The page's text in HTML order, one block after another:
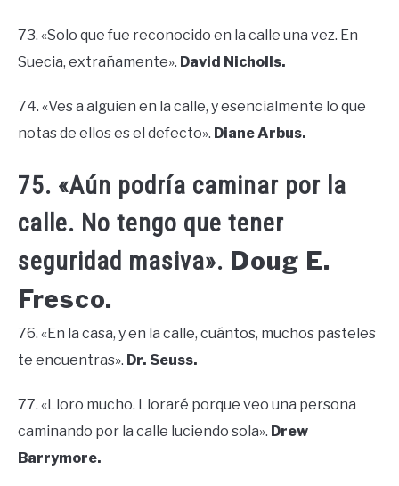
73. «Solo que fue reconocido en la calle una vez. En
Suecia, extrañamente». David Nicholls.
74. «Ves a alguien en la calle, y esencialmente lo que
notas de ellos es el defecto». Diane Arbus.
75. «Aún podría caminar por la
calle. No tengo que tener
seguridad masiva». Doug E.
Fresco.
76. «En la casa, y en la calle, cuántos, muchos pasteles
te encuentras». Dr. Seuss.
77. «Lloro mucho. Lloraré porque veo una persona
caminando por la calle luciendo sola». Drew
Barrymore.